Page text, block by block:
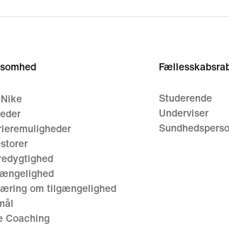
om tilgængelighed
Coaching
Studerende
Underviser